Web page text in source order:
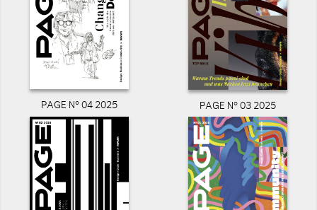
PAGE N° 04 2025 PAGE N° 03 2025